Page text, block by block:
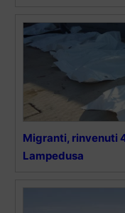
Migranti, rinvenuti
Lampedusa